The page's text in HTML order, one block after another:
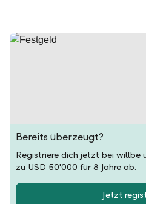
Bereits überzeugt?
Registriere dich jetzt bei willbe
zu USD 50'000 für 8 Jahre ab.
Jetzt